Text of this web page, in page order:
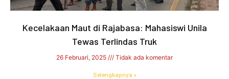
Kecelakaan Maut di Rajabasa: Mahasiswi Unila
Tewas Terlindas Truk
26 Februari, 2025 Tidak ada komentar
Selengkapnya »